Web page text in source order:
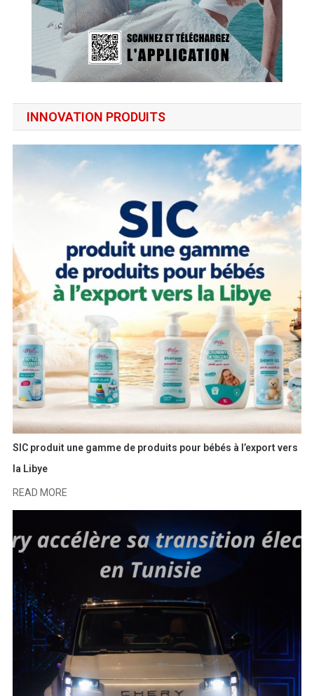
INNOVATION PRODUITS
SIC produit une gamme de produits pour bébés à l’export vers
la Libye
READ MORE